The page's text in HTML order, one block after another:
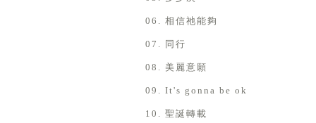
06. 相信祂能夠
07. 同行
08. 美麗意願
09. It's gonna be ok
10. 聖誕轉載